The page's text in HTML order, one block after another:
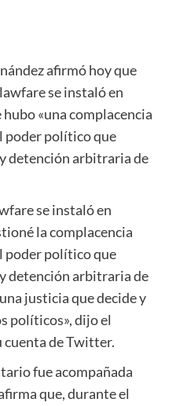
afirmó hoy que
se instaló en
«una complacencia
poder político que
detención arbitraria de
se instaló en
la complacencia
poder político que
detención arbitraria de
justicia que decide y
políticos», dijo el
cuenta de Twitter.
fue acompañada
que, durante el